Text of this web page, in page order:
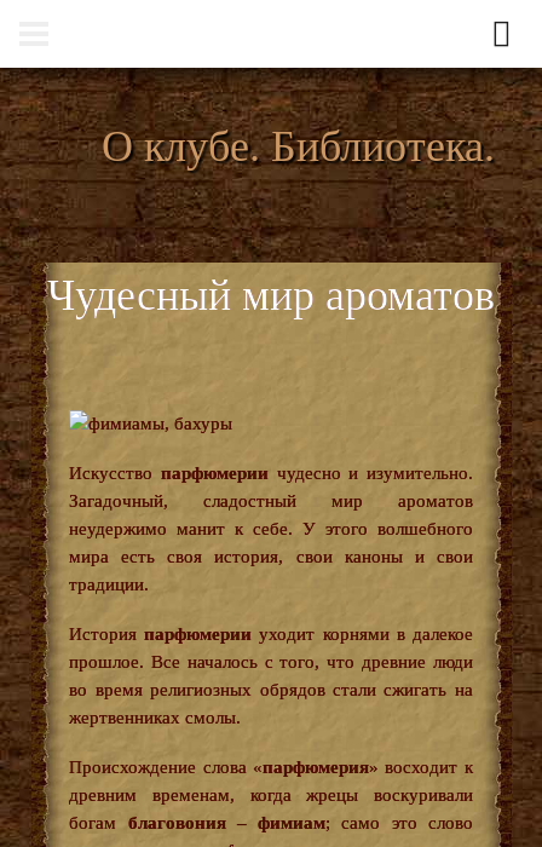
О клубе. Библиотека.
Чудесный мир ароматов
Искусство парфюмериичудесно и изумительно.
Загадочный, сладостный мир ароматов
неудержимо манит к себе. У этого волшебного
мира есть своя история, свои каноны и свои
традиции.
Историяпарфюмерии уходит корнями в далекое
прошлое. Все началось с того, что древние люди
во время религиозных обрядов стали сжигать на
жертвенниках смолы.
Происхождение слова «парфюмерия» восходит к
древним временам, когда жрецы воскуривали
богам благовония – фимиам; само это слово